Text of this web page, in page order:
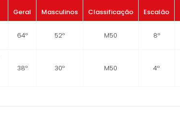
Geral Masculinos Classificação Escalão
64º 52º M50 8º
38º 30º M50 4º